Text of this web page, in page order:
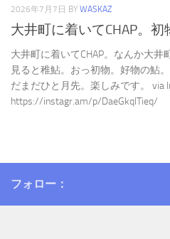
2026年7月7日 BY WASKAZ
大井町に着いてCHAP。初
大井町に着いてCHAP。なんか大
見ると稚鮎。おっ初物。好物の鮎
だまだひと月先。楽しみです。 via
https://instagr.am/p/DaeGkqlTieq/
フォロー：